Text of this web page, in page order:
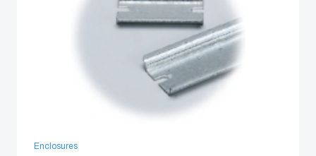
Enclosures